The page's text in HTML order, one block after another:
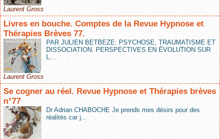
Laurent Gross
Livres en bouche. Comptes de la Revue Hypnose et
Thérapies Brèves 77.
PAR JULIEN BETBEZE: PSYCHOSE, TRAUMATISME ET
DISSOCIATION. PERSPECTIVES EN ÉVOLUTION SUR
L...
Laurent Gross
Se cogner au réel. Revue Hypnose et Thérapies brèves
n°77
Dr Adrian CHABOCHE Je prends mes désirs pour des
réalités car j...